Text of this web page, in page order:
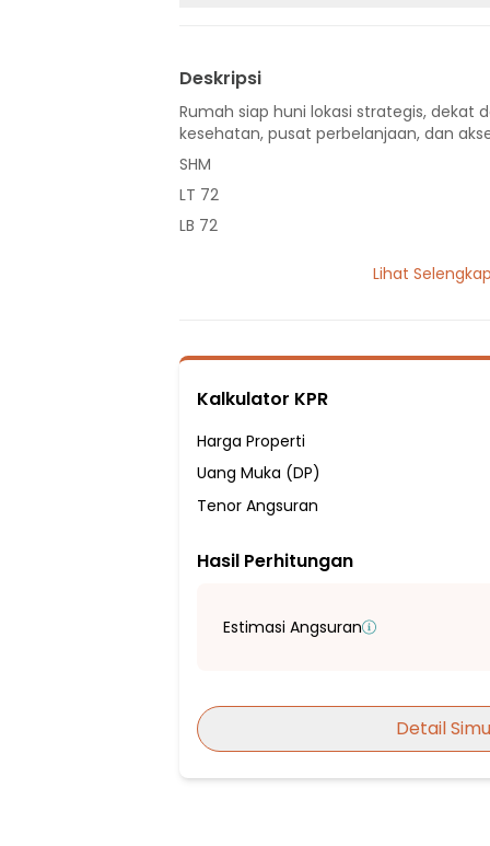
Deskripsi
Rumah siap huni lokasi strategis, dekat
kesehatan, pusat perbelanjaan, dan
SHM
LT 72
LB 72
Hadap Utara
Fasilitas Sekitar Hunian:
3 Menit ke SMA Negeri 11 Tangerang
4 Menit ke SD Negeri Jatake 1
5 Menit ke Sekolah Dasar Negeri Jatake 3
7 Menit ke SMP PGRI Jatiuwung
5 Menit ke PASAR INDUK JATIUWUNG
15 Menit ke ICON WALK
20 Menit ke Grand Serpong Mall
Lihat
Kalkulator KPR
Harga Properti
Uang Muka (DP)
Tenor Angsuran
Hasil Perhitungan
Estimasi Angsuran
Detail